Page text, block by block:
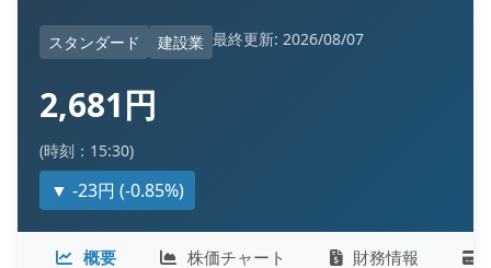
スタンダード 建設業 最終更新: 2026/08/07
2,681円
(時刻：15:30)
▼ -23円 (-0.85%)
概要 株価チャート 財務情報